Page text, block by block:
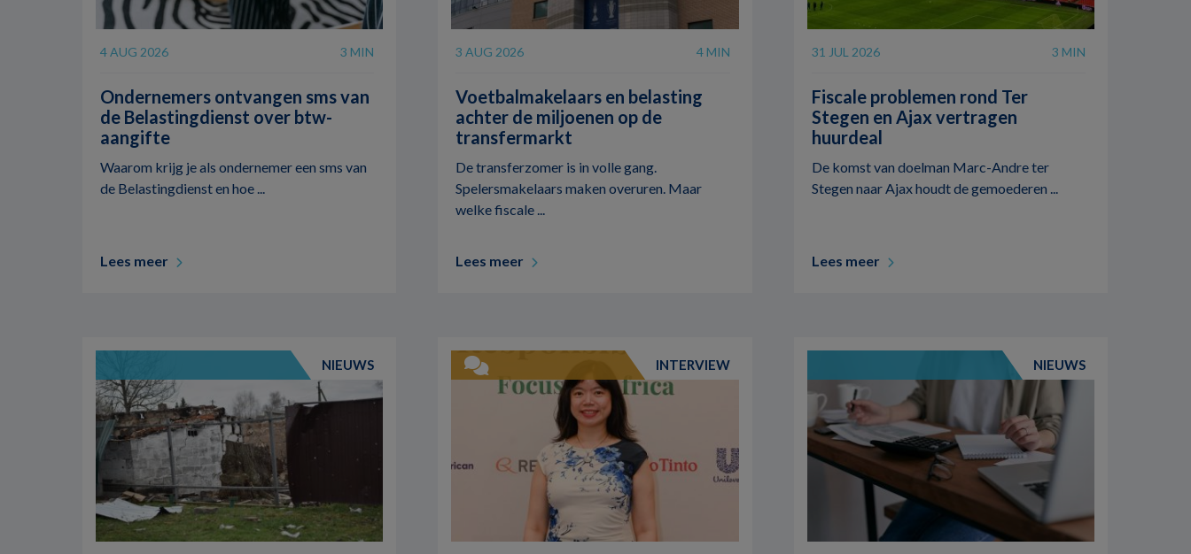
4 AUG 2026 3 MIN
Ondernemers ontvangen sms van
de Belastingdienst over btw-
aangifte
Waarom krijg je als ondernemer een sms van
de Belastingdienst en hoe ...
Lees meer
3 AUG 2026 4 MIN
Voetbalmakelaars en belasting
achter de miljoenen op de
transfermarkt
De transferzomer is in volle gang.
Spelersmakelaars maken overuren. Maar
welke fiscale ...
Lees meer
31 JUL 2026 3 MIN
Fiscale problemen rond Ter
Stegen en Ajax vertragen
huurdeal
De komst van doelman Marc-Andre ter
Stegen naar Ajax houdt de gemoederen ...
Lees meer
NIEUWS INTERVIEW NIEUWS